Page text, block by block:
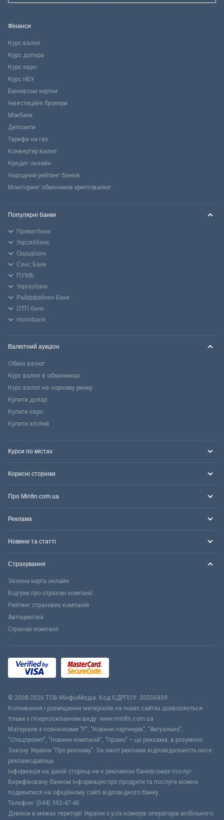
Фінанси
Курс валют
Курс долара
Курс євро
Курс НБУ
Банківські картки
Інвестиційні брокери
Міжбанк
Депозити
Тарифи на газ
Конвертер валют
Кредит онлайн
Народний рейтинг банків
Моніторинг обмінників криптовалют
Популярні банки
Приватбанк
Укрсиббанк
Ощадбанк
Сенс Банк
ПУМБ
Укргазбанк
Райффайзен Банк
ОТП банк
monobank
Валютний аукціон
Обмін валют
Курс валют в обмінниках
Курс валют на чорному ринку
Купити долар
Купити євро
Купити злотий
Курси по містах
Корисні сторінки
Про Minfin.com.ua
Реклама
Новини та статті
Страхування
Зелена карта онлайн
Відгуки про страхові компанії
Рейтинг страхових компаній
Автоцивілка
Страхові компанії
© 2008-2026 ТОВ МiнфiнМедiа. Код ЄДРПОУ: 35506859
Копіювання і розміщення матеріалів на інших сайтах дозволяється
тільки з гіперпосиланням виду: www.minfin.com.ua
Матеріали з позначками "Р", "Новини партнерів", "Актуально",
"Спецпроект", "Новини компаній", "Промо" – це реклама, в розумінні
Закону України "Про рекламу". За зміст реклами відповідальність несе
рекламодавець.
Інформація на даній сторінці не є рекламою банківських послуг.
Верифіковану банком інформацію про продукти та послуги можна
подивитися на офіційному сайті відповідного банку.
Телефон: (044) 392-47-40
Дзвінок в межах території України з усіх номерів операторів мобільного